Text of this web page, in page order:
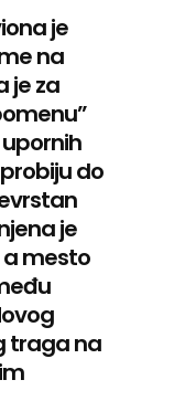
je
na
je za
do
je
a mesto
traga na